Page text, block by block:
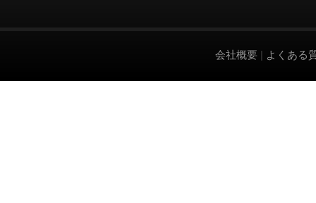
会社概要 | よくある